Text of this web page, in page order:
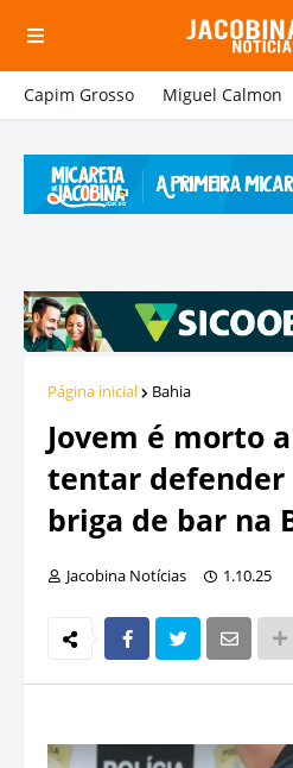
Capim Grosso Miguel Calmon
Página inicial Bahia
Jovem é morto
tentar defender
briga de bar na
Jacobina Notícias 1.10.25